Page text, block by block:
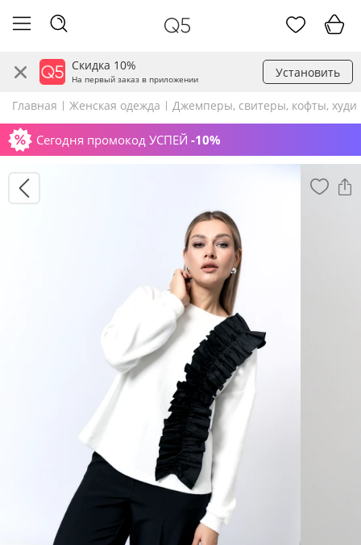
Скидка 10%
На первый заказ в приложении Установить
Главная Женская одежда Джемперы, свитеры, кофты, худи
Сегодня промокод УСПЕЙ -10%